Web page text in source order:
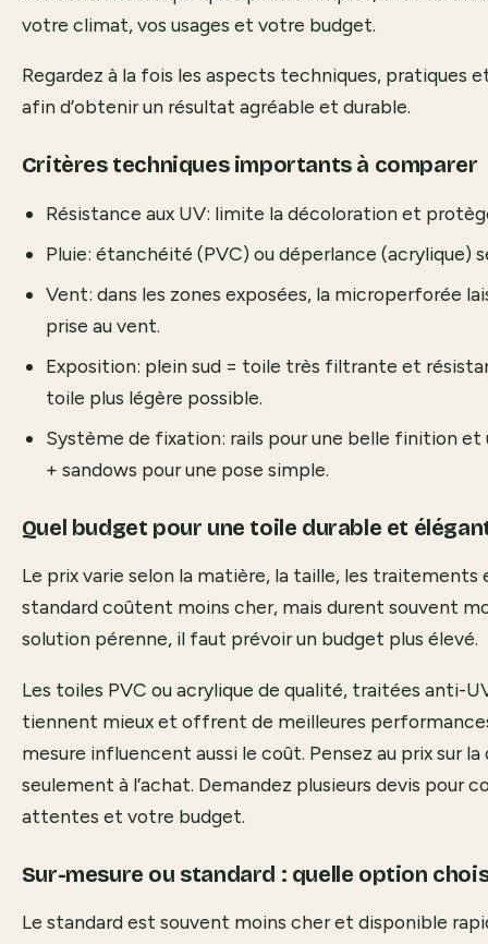
votre climat, vos usages et votre budget.
Regardez à la fois les aspects techniques, pratiques
afin d’obtenir un résultat agréable et durable.
Critères techniques importants à comparer
Résistance aux UV: limite la décoloration et
Pluie: étanchéité (PVC) ou déperlance (acrylique)
Vent: dans les zones exposées, la microperforée
prise au vent.
Exposition: plein sud = toile très filtrante et
toile plus légère possible.
Système de fixation: rails pour une belle finition
+ sandows pour une pose simple.
Quel budget pour une toile durable et
Le prix varie selon la matière, la taille, les traitements
standard coûtent moins cher, mais durent souvent
solution pérenne, il faut prévoir un budget plus élevé.
Les toiles PVC ou acrylique de qualité, traitées anti-
tiennent mieux et offrent de meilleures
mesure influencent aussi le coût. Pensez au prix sur la
seulement à l’achat. Demandez plusieurs devis pour
attentes et votre budget.
Sur-mesure ou standard : quelle option
Le standard est souvent moins cher et disponible